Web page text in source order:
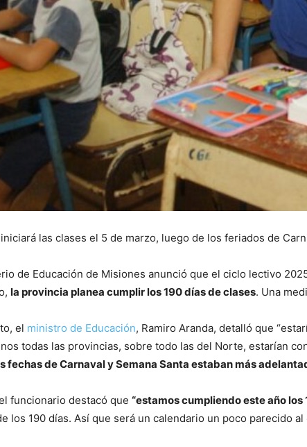
las clases el 5 de marzo, luego de los feriados de
de Educación de Misiones anunció que el ciclo lectivo
la provincia planea cumplir los 190 días de clases. Una
el ministro de Educación, Ramiro Aranda, detalló que
todas las provincias, sobre todo las del Norte, estarían
fechas de Carnaval y Semana Santa estaban más
funcionario destacó que “estamos cumpliendo este año los
los 190 días. Así que será un calendario un poco parecido al